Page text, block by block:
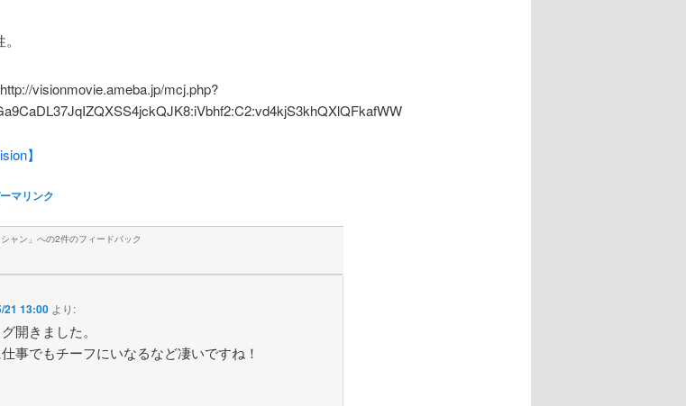
】
マリンク
ャン 」への2件のフィードバック
21 13:00 より:
開きました。
事でもチーフにいなるなど凄いですね！